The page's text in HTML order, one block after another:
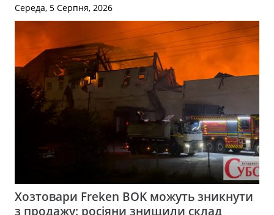
Середа, 5 Серпня, 2026
Хозтовари Freken BOK можуть зникнути
з продажу: росіяни знищили склад